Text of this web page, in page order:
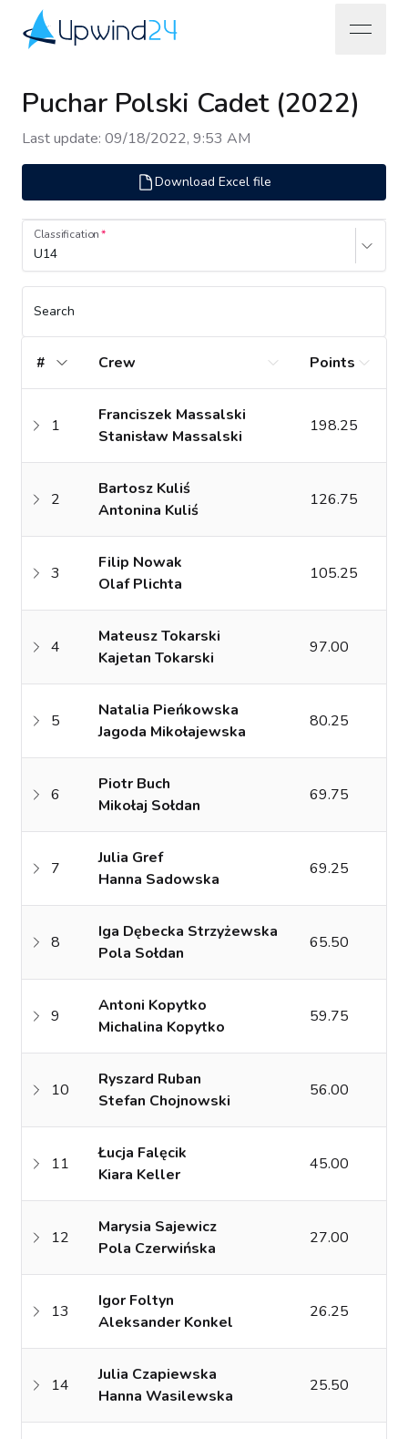
open
Puchar Polski Cadet (2022)
Last update: 09/18/2022, 9:53 AM
Download Excel file
Classification
U14
Search
# Crew Points
1
Franciszek Massalski
Stanisław Massalski
198.25
2
Bartosz Kuliś
Antonina Kuliś
126.75
3
Filip Nowak
Olaf Plichta
105.25
4
Mateusz Tokarski
Kajetan Tokarski
97.00
5
Natalia Pieńkowska
Jagoda Mikołajewska
80.25
6
Piotr Buch
Mikołaj Sołdan
69.75
7
Julia Gref
Hanna Sadowska
69.25
8
Iga Dębecka Strzyżewska
Pola Sołdan
65.50
9
Antoni Kopytko
Michalina Kopytko
59.75
10
Ryszard Ruban
Stefan Chojnowski
56.00
11
Łucja Falęcik
Kiara Keller
45.00
12
Marysia Sajewicz
Pola Czerwińska
27.00
13
Igor Foltyn
Aleksander Konkel
26.25
14
Julia Czapiewska
Hanna Wasilewska
25.50